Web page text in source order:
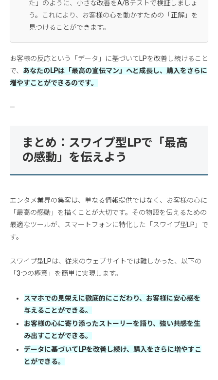
た」のように、小さな改善をA/Bテストで検証しましょ
う。これにより、お客様の心を動かすための「正解」を
見つけることができます。
お客様の反応という「データ」に基づいてLPを改善し続けること
で、 あなたのLPは「最高の宣伝マン」へと成長し、購入をさらに
増やすことができるのです。
—
まとめ：スワイプ型LPで「最高
の感動」を伝えよう
エンタメ業界の集客は、単なる情報提供ではなく、お客様の心に
「最高の感動」を描くことが大切です。その物語を伝えるための
最適なツールが、スマートフォンに特化した「スワイプ型LP」で
す。
スワイプ型LPは、従来のウェブサイトでは難しかった、以下の
「3つの極意」を簡単に実現します。
スマホでの見栄えに徹底的にこだわり、お客様に安心感を
与えることができる。
お客様の心に寄り添ったストーリーを語り、強い共感を生
み出すことができる。
データに基づいてLPを改善し続け、購入をさらに増やすこ
とができる。